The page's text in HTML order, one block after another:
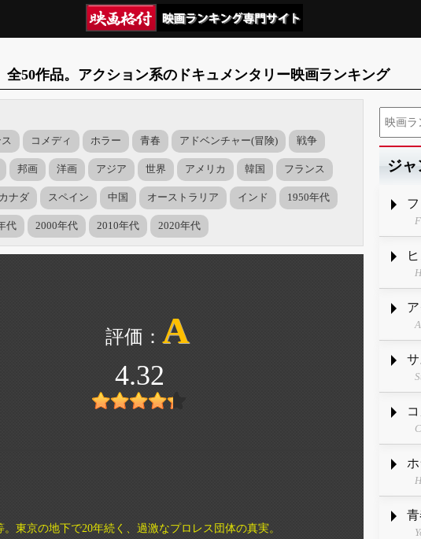
全50作品。アクション系のドキュメンタリー映画ランキング
コメディ ホラー 青春 アドベンチャー(冒険) 戦争
邦画 洋画 アジア 世界 アメリカ 韓国 フランス
カナダ スペイン 中国 オーストラリア インド 1950年代
代 2000年代 2010年代 2020年代
A
4.32
東京の地下で20年続く、過激なプロレス団体の真実。
ジ